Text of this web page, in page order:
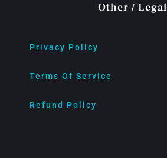
Other / Legal
Privacy Policy
Terms Of Service
Refund Policy